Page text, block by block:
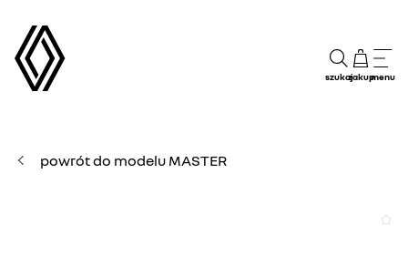
szukajzakupmenu
powrót do modelu MASTER